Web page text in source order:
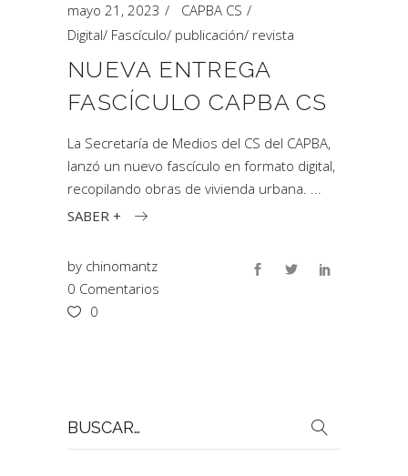
mayo 21, 2023
CAPBA CS
Digital/ Fascículo/ publicación/ revista
NUEVA ENTREGA
FASCÍCULO CAPBA CS
La Secretaría de Medios del CS del CAPBA,
lanzó un nuevo fascículo en formato digital,
recopilando obras de vivienda urbana.
SABER +
by chinomantz
0 Comentarios
0
por: